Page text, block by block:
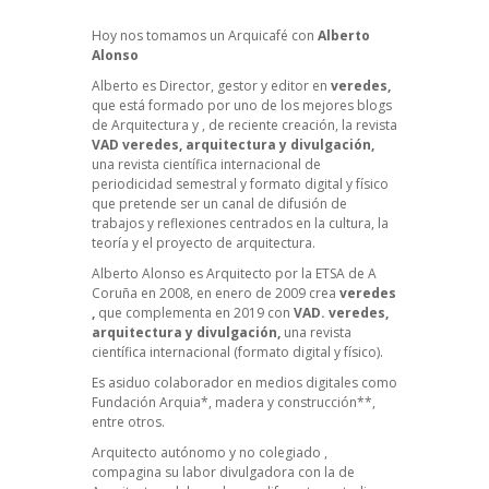
Hoy nos tomamos un Arquicafé con Alberto
Alonso
Alberto es Director, gestor y editor en veredes,
que está formado por uno de los mejores blogs
de Arquitectura y , de reciente creación, la revista
VAD veredes, arquitectura y divulgación,
una revista científica internacional de
periodicidad semestral y formato digital y físico
que pretende ser un canal de difusión de
trabajos y reflexiones centrados en la cultura, la
teoría y el proyecto de arquitectura.
Alberto Alonso es Arquitecto por la ETSA de A
Coruña en 2008, en enero de 2009 crea veredes
, que complementa en 2019 con VAD. veredes,
arquitectura y divulgación, una revista
científica internacional (formato digital y físico).
Es asiduo colaborador en medios digitales como
Fundación Arquia*, madera y construcción**,
entre otros.
Arquitecto autónomo y no colegiado ,
compagina su labor divulgadora con la de